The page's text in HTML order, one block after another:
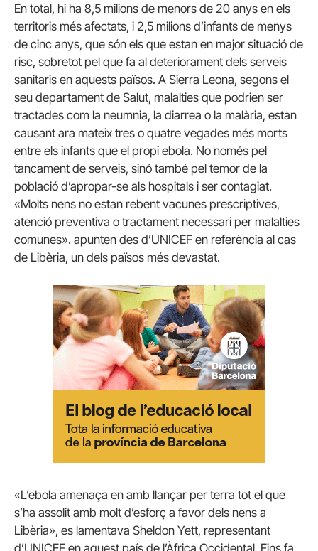
En total, hi ha 8,5 milions de menors de 20 anys en els
territoris més afectats, i 2,5 milions d’infants de menys
de cinc anys, que són els que estan en major situació de
risc, sobretot pel que fa al deteriorament dels serveis
sanitaris en aquests països. A Sierra Leona, segons el
seu departament de Salut, malalties que podrien ser
tractades com la neumnia, la diarrea o la malària, estan
causant ara mateix tres o quatre vegades més morts
entre els infants que el propi ebola. No només pel
tancament de serveis, sinó també pel temor de la
població d’apropar-se als hospitals i ser contagiat.
«Molts nens no estan rebent vacunes prescriptives,
atenció preventiva o tractament necessari per malalties
comunes». apunten des d’UNICEF en referència al cas
de Libèria, un dels països més devastat.
«L’ebola amenaça en amb llançar per terra tot el que
s’ha assolit amb molt d’esforç a favor dels nens a
Libèria», es lamentava Sheldon Yett, representant
d’UNICEF en aquest país de l’Àfrica Occidental. Fins fa